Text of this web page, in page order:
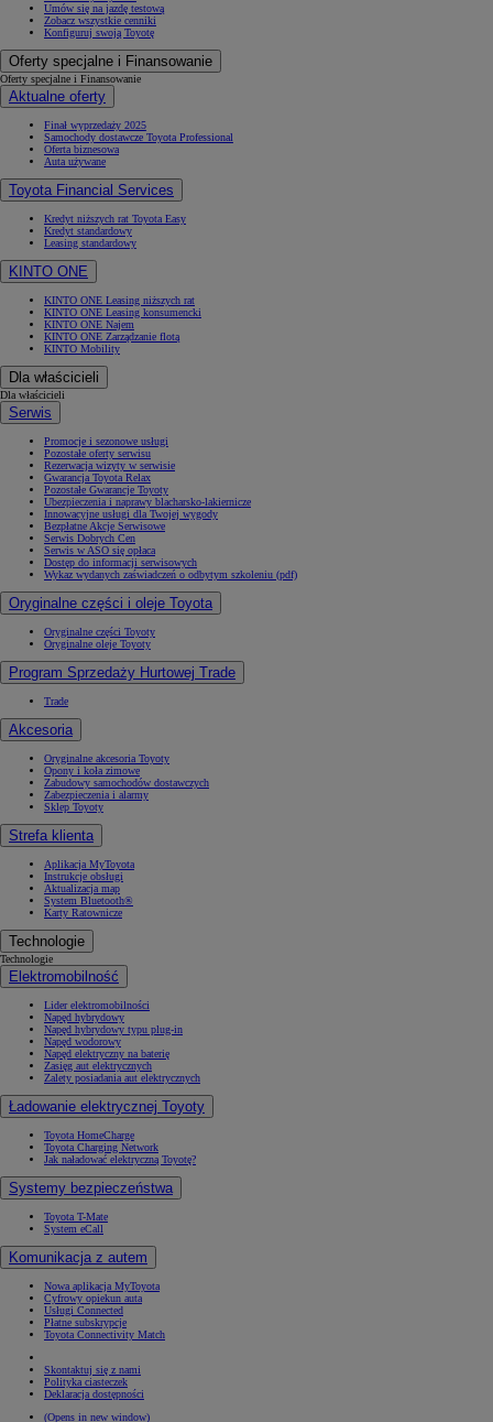
Umów się na jazdę testową
Zobacz wszystkie cenniki
Konfiguruj swoją Toyotę
Oferty specjalne i Finansowanie
Oferty specjalne i Finansowanie
Aktualne oferty
Finał wyprzedaży 2025
Samochody dostawcze Toyota Professional
Oferta biznesowa
Auta używane
Toyota Financial Services
Kredyt niższych rat Toyota Easy
Kredyt standardowy
Leasing standardowy
KINTO ONE
KINTO ONE Leasing niższych rat
KINTO ONE Leasing konsumencki
KINTO ONE Najem
KINTO ONE Zarządzanie flotą
KINTO Mobility
Dla właścicieli
Dla właścicieli
Serwis
Promocje i sezonowe usługi
Pozostałe oferty serwisu
Rezerwacja wizyty w serwisie
Gwarancja Toyota Relax
Pozostałe Gwarancje Toyoty
Ubezpieczenia i naprawy blacharsko-lakiernicze
Innowacyjne usługi dla Twojej wygody
Bezpłatne Akcje Serwisowe
Serwis Dobrych Cen
Serwis w ASO się opłaca
Dostęp do informacji serwisowych
Wykaz wydanych zaświadczeń o odbytym szkoleniu (pdf)
Oryginalne części i oleje Toyota
Oryginalne części Toyoty
Oryginalne oleje Toyoty
Program Sprzedaży Hurtowej Trade
Trade
Akcesoria
Oryginalne akcesoria Toyoty
Opony i koła zimowe
Zabudowy samochodów dostawczych
Zabezpieczenia i alarmy
Sklep Toyoty
Strefa klienta
Aplikacja MyToyota
Instrukcje obsługi
Aktualizacja map
System Bluetooth®
Karty Ratownicze
Technologie
Technologie
Elektromobilność
Lider elektromobilności
Napęd hybrydowy
Napęd hybrydowy typu plug-in
Napęd wodorowy
Napęd elektryczny na baterię
Zasięg aut elektrycznych
Zalety posiadania aut elektrycznych
Ładowanie elektrycznej Toyoty
Toyota HomeCharge
Toyota Charging Network
Jak naładować elektryczną Toyotę?
Systemy bezpieczeństwa
Toyota T-Mate
System eCall
Komunikacja z autem
Nowa aplikacja MyToyota
Cyfrowy opiekun auta
Usługi Connected
Płatne subskrypcje
Toyota Connectivity Match
Skontaktuj się z nami
Polityka ciasteczek
Deklaracja dostępności
(Opens in new window)